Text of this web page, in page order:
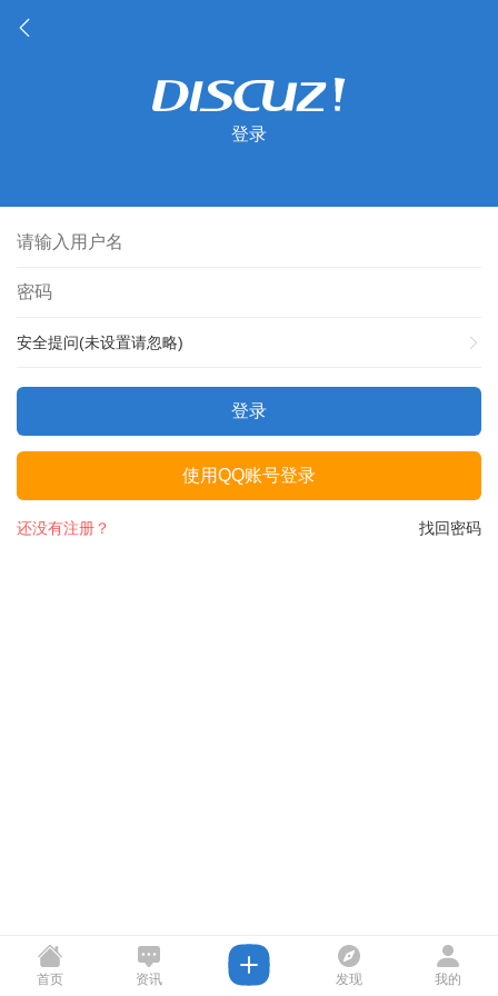
登录
安全提问(未设置请忽略)
登录
使用QQ账号登录
找回密码
还没有注册？
首页 资讯 发现 我的